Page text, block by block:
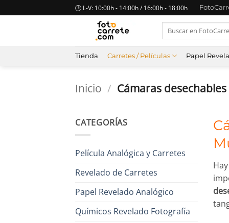
al
🕒 L-V: 10:00h - 14:00h / 16:00h - 18:00h
Buscar
Tienda Carretes / Películas Papel
Inicio / Cámaras
CATEGORÍAS
Película Analógica y Carretes
Revelado de Carretes
Papel Revelado Analógico
Químicos Revelado Fotografía